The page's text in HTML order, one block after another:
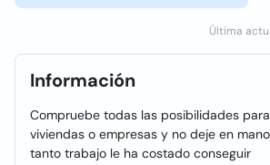
Última
Información
Compruebe todas las posibilidades
viviendas o empresas y no deje en
tanto trabajo le ha costado conseguir